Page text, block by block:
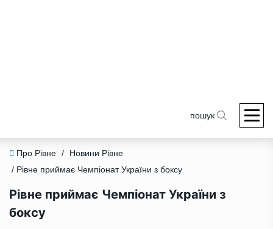
пошук
Про Рівне /
Новини Рівне
/ Рівне приймає Чемпіонат України з боксу
Рівне приймає Чемпіонат України з
боксу